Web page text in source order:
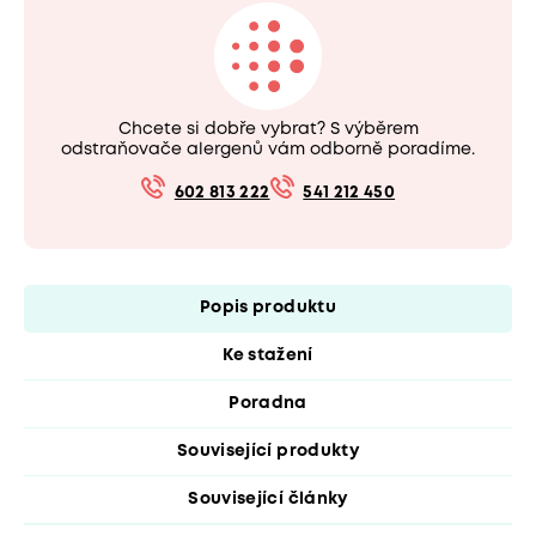
Chcete si dobře vybrat? S výběrem
odstraňovače alergenů vám odborně poradíme.
602 813 222 541 212 450
Popis produktu
Ke stažení
Poradna
Související produkty
Související články